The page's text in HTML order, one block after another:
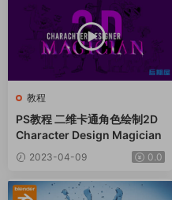
教程
PS教程 二维卡通角色绘制2D
Character Design Magician
2023-04-09 0.0